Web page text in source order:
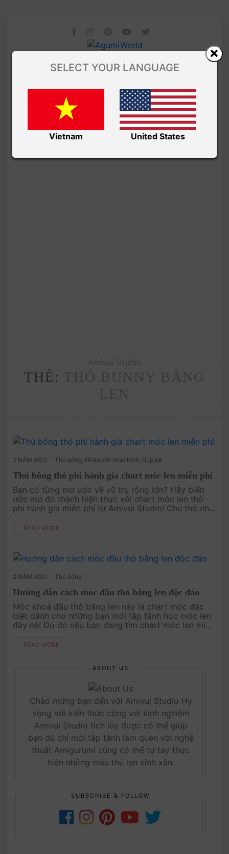
THẺ:
2 NĂM AGO Thú bông, Nhân vật hoạt hình, Búp bê
Thú bông thỏ phi hành gia chart móc len miễn phí
Bạn có từng mơ ước về vũ trụ rộng lớn? Hãy biến
ước mơ đó thành hiện thực với chart móc len thỏ
phi hành gia miễn phí từ Amivui Studio! Chú thỏ nhỏ
cho bạn niềm vui và....
READ MORE
2 NĂM AGO Thú bông
Hướng dẫn cách móc đầu thỏ bằng len độc đáo
Móc khoá đầu thỏ bằng len này là chart móc đặc
biệt dành cho những bạn mới tập tành học móc len
đây nè! Do đó nếu bạn đang tìm chart móc len miễn
READ MORE
ABOUT US
Chào mừng bạn đến với Amivui Studio Hy
vọng với kiến thức cộng với kinh nghiệm
Amivui Studio tích lũy được có thể giúp
bạn dù chỉ mới tập tành làm quen với nghệ
thuật Amigurumi cũng có thể tự tay thực
hiện những mẫu thú len xinh xắn.
SUBSCRIBE & FOLLOW
SELECT YOUR LANGUAGE
Vietnam United States